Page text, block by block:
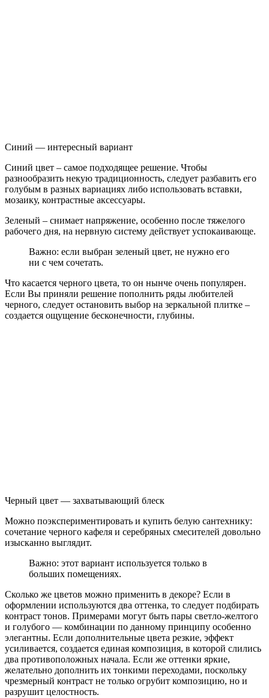
Синий — интересный вариант
Синий цвет – самое подходящее решение. Чтобы
разнообразить некую традиционность, следует разбавить его
голубым в разных вариациях либо использовать вставки,
мозаику, контрастные аксессуары.
Зеленый – снимает напряжение, особенно после тяжелого
рабочего дня, на нервную систему действует успокаивающе.
Важно: если выбран зеленый цвет, не нужно его
ни с чем сочетать.
Что касается черного цвета, то он нынче очень популярен.
Если Вы приняли решение пополнить ряды любителей
черного, следует остановить выбор на зеркальной плитке –
создается ощущение бесконечности, глубины.
Черный цвет — захватывающий блеск
Можно поэкспериментировать и купить белую сантехнику:
сочетание черного кафеля и серебряных смесителей довольно
изысканно выглядит.
Важно: этот вариант используется только в
больших помещениях.
Сколько же цветов можно применить в декоре? Если в
оформлении используются два оттенка, то следует подбирать
контраст тонов. Примерами могут быть пары светло-желтого
и голубого — комбинации по данному принципу особенно
элегантны. Если дополнительные цвета резкие, эффект
усиливается, создается единая композиция, в которой слились
два противоположных начала. Если же оттенки яркие,
желательно дополнить их тонкими переходами, поскольку
чрезмерный контраст не только огрубит композицию, но и
разрушит целостность.